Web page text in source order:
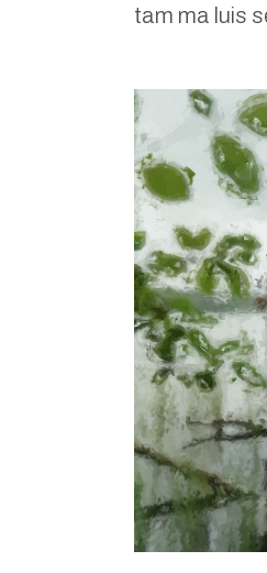
tam ma luis